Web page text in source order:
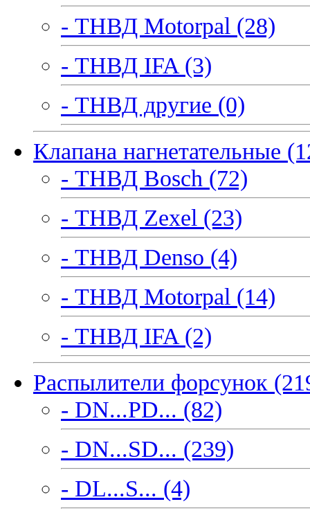
- ТНВД Motorpal (28)
- ТНВД IFA (3)
- ТНВД другие (0)
Клапана нагнетательные
- ТНВД Bosch (72)
- ТНВД Zexel (23)
- ТНВД Denso (4)
- ТНВД Motorpal (14)
- ТНВД IFA (2)
Распылители форсунок
- DN...PD... (82)
- DN...SD... (239)
- DL...S... (4)